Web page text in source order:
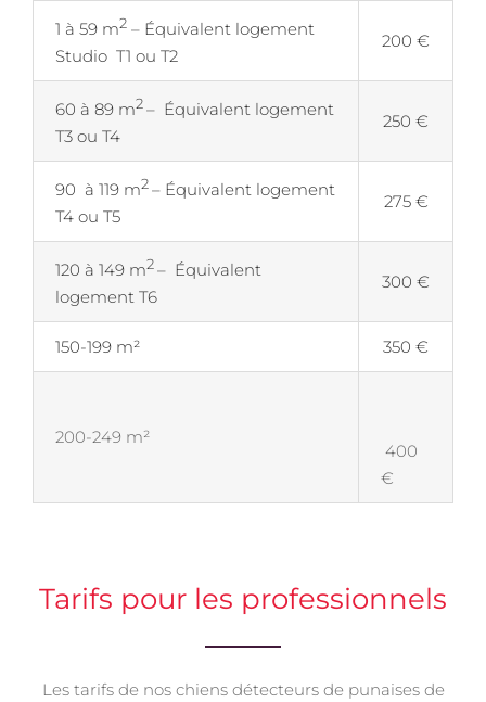
1 à 59 m2 – Équivalent logement
Studio T1 ou T2
200 €
60 à 89 m2 – Équivalent logement
T3 ou T4
250 €
90 à 119 m2 – Équivalent logement
T4 ou T5
275 €
120 à 149 m2 – Équivalent
logement T6
300 €
150-199 m² 350 €
200-249 m²
400
€
Tarifs pour les professionnels
Les tarifs de nos chiens détecteurs de punaises de